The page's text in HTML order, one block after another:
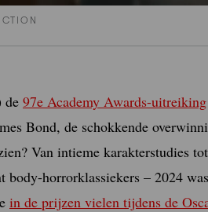
de 97e Academy Awards-uitreiking
Bond, de schokkende
Van intieme karakterstudies
body-horrorklassiekers – 2024
in de prijzen vielen tijdens de